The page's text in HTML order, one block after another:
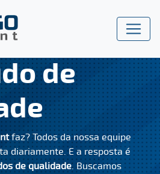
de
faz? Todos da nossa equipe
diariamente. E a resposta é
de qualidade. Buscamos